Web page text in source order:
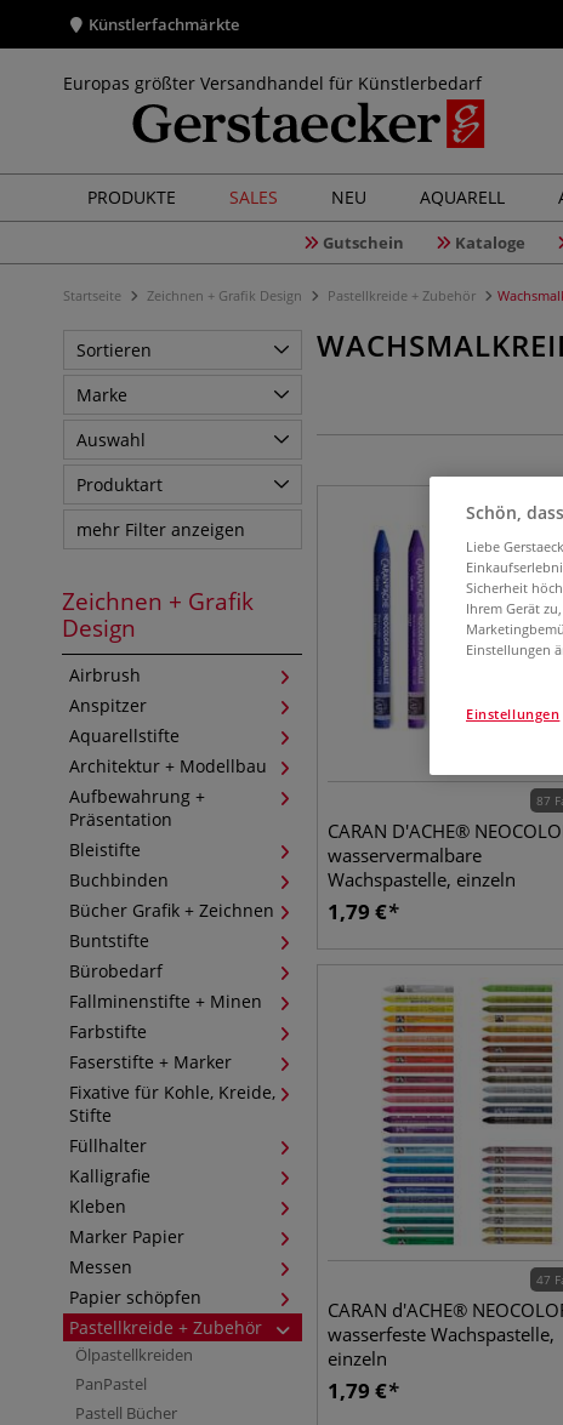
Künstlerfachmärkte
Europas größter Versandhandel für Künstlerbedarf
PRODUKTE SALES NEU AQUARELL
Gutschein Kataloge
Startseite Zeichnen + Grafik Design Pastellkreide + Zubehör
Sortieren
Marke
Auswahl
Produktart
mehr Filter anzeigen
Zeichnen + Grafik
Design
Airbrush
Anspitzer
Aquarellstifte
Architektur + Modellbau
Aufbewahrung +
Präsentation
Bleistifte
Buchbinden
Bücher Grafik + Zeichnen
Buntstifte
Bürobedarf
Fallminenstifte + Minen
Farbstifte
Faserstifte + Marker
Fixative für Kohle, Kreide,
Stifte
Füllhalter
Kalligrafie
Kleben
Marker Papier
Messen
Papier schöpfen
Pastellkreide + Zubehör
Ölpastellkreiden
PanPastel
Pastell Bücher
87
CARAN D'ACHE®
wasservermalbare
Wachspastelle, einzeln
1,79 €
47
CARAN d'ACHE®
wasserfeste Wachspastelle,
einzeln
1,79 €
Schön,
Liebe
Sicherheit
Ihrem Gerät
Einstellungen
Einstellungen